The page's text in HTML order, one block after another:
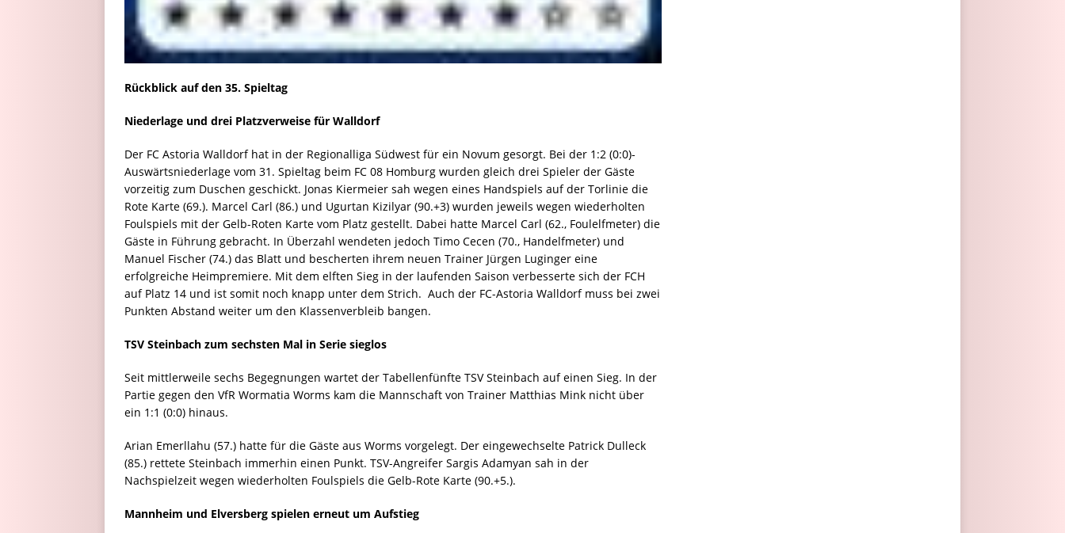
Rückblick auf den 35. Spieltag
Niederlage und drei Platzverweise für Walldorf
Der FC Astoria Walldorf hat in der Regionalliga Südwest für ein Novum gesorgt. Bei der 1:2 (0:0)-
Auswärtsniederlage vom 31. Spieltag beim FC 08 Homburg wurden gleich drei Spieler der Gäste
vorzeitig zum Duschen geschickt. Jonas Kiermeier sah wegen eines Handspiels auf der Torlinie die
Rote Karte (69.). Marcel Carl (86.) und Ugurtan Kizilyar (90.+3) wurden jeweils wegen wiederholten
Foulspiels mit der Gelb-Roten Karte vom Platz gestellt. Dabei hatte Marcel Carl (62., Foulelfmeter) die
Gäste in Führung gebracht. In Überzahl wendeten jedoch Timo Cecen (70., Handelfmeter) und
Manuel Fischer (74.) das Blatt und bescherten ihrem neuen Trainer Jürgen Luginger eine
erfolgreiche Heimpremiere. Mit dem elften Sieg in der laufenden Saison verbesserte sich der FCH
auf Platz 14 und ist somit noch knapp unter dem Strich. Auch der FC-Astoria Walldorf muss bei zwei
Punkten Abstand weiter um den Klassenverbleib bangen.
TSV Steinbach zum sechsten Mal in Serie sieglos
Seit mittlerweile sechs Begegnungen wartet der Tabellenfünfte TSV Steinbach auf einen Sieg. In der
Partie gegen den VfR Wormatia Worms kam die Mannschaft von Trainer Matthias Mink nicht über
ein 1:1 (0:0) hinaus.
Arian Emerllahu (57.) hatte für die Gäste aus Worms vorgelegt. Der eingewechselte Patrick Dulleck
(85.) rettete Steinbach immerhin einen Punkt. TSV-Angreifer Sargis Adamyan sah in der
Nachspielzeit wegen wiederholten Foulspiels die Gelb-Rote Karte (90.+5.).
Mannheim und Elversberg spielen erneut um Aufstieg